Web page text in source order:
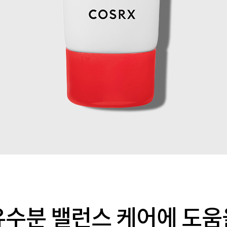
분 밸런스 케어에 도